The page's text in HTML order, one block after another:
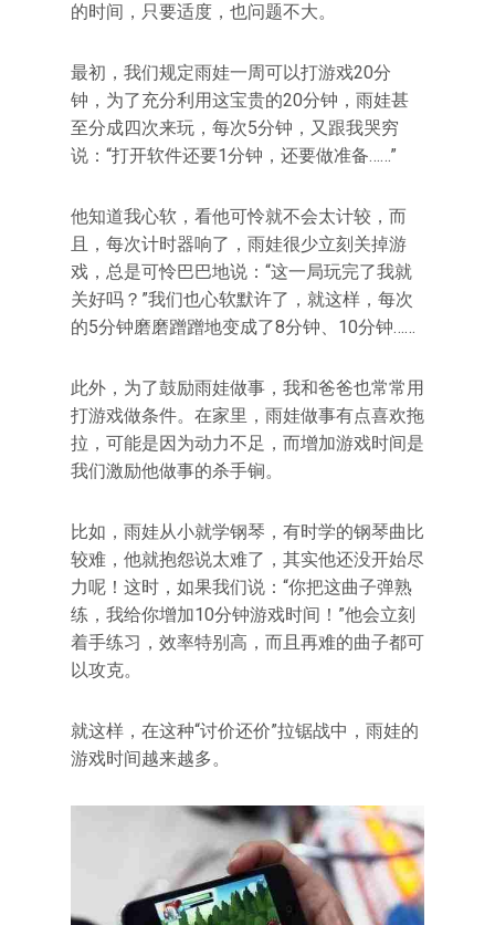
的时间，只要适度，也问题不大。
最初，我们规定雨娃一周可以打游戏20分
钟，为了充分利用这宝贵的20分钟，雨娃甚
至分成四次来玩，每次5分钟，又跟我哭穷
说：“打开软件还要1分钟，还要做准备……”
他知道我心软，看他可怜就不会太计较，而
且，每次计时器响了，雨娃很少立刻关掉游
戏，总是可怜巴巴地说：“这一局玩完了我就
关好吗？”我们也心软默许了，就这样，每次
的5分钟磨磨蹭蹭地变成了8分钟、10分钟……
此外，为了鼓励雨娃做事，我和爸爸也常常用
打游戏做条件。在家里，雨娃做事有点喜欢拖
拉，可能是因为动力不足，而增加游戏时间是
我们激励他做事的杀手锏。
比如，雨娃从小就学钢琴，有时学的钢琴曲比
较难，他就抱怨说太难了，其实他还没开始尽
力呢！这时，如果我们说：“你把这曲子弹熟
练，我给你增加10分钟游戏时间！”他会立刻
着手练习，效率特别高，而且再难的曲子都可
以攻克。
就这样，在这种“讨价还价”拉锯战中，雨娃的
游戏时间越来越多。